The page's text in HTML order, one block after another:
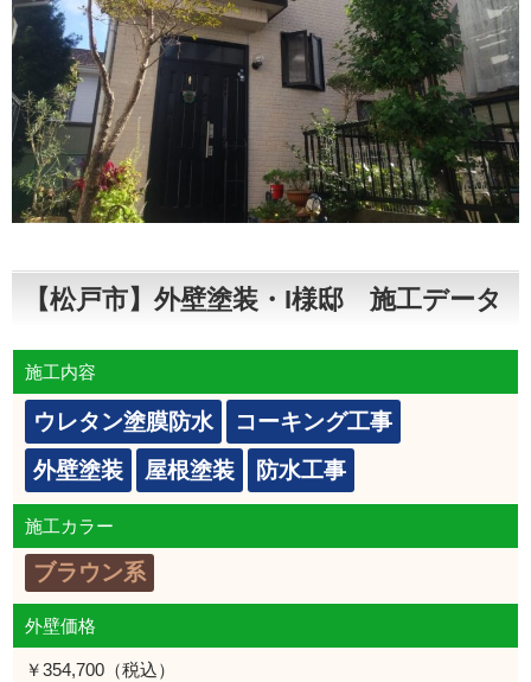
【松戸市】外壁塗装・I様邸 施工データ
施工内容
ウレタン塗膜防水
コーキング工事
外壁塗装
屋根塗装 防水工事
施工カラー
ブラウン系
外壁価格
￥354,700（税込）